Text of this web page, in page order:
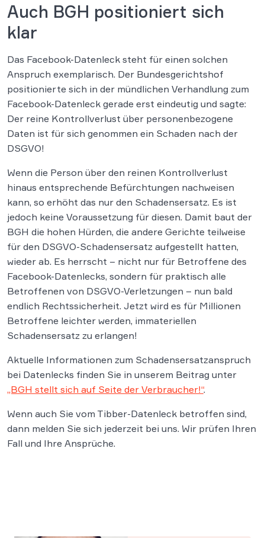
Auch BGH positioniert sich
klar
Das Facebook-Datenleck steht für einen solchen
Anspruch exemplarisch. Der Bundesgerichtshof
positionierte sich in der mündlichen Verhandlung zum
Facebook-Datenleck gerade erst eindeutig und sagte:
Der reine Kontrollverlust über personenbezogene
Daten ist für sich genommen ein Schaden nach der
DSGVO!
Wenn die Person über den reinen Kontrollverlust
hinaus entsprechende Befürchtungen nachweisen
kann, so erhöht das nur den Schadensersatz. Es ist
jedoch keine Voraussetzung für diesen. Damit baut der
BGH die hohen Hürden, die andere Gerichte teilweise
für den DSGVO-Schadensersatz aufgestellt hatten,
wieder ab. Es herrscht – nicht nur für Betroffene des
Facebook-Datenlecks, sondern für praktisch alle
Betroffenen von DSGVO-Verletzungen – nun bald
endlich Rechtssicherheit. Jetzt wird es für Millionen
Betroffene leichter werden, immateriellen
Schadensersatz zu erlangen!
Aktuelle Informationen zum Schadensersatzanspruch
bei Datenlecks finden Sie in unserem Beitrag unter
„BGH stellt sich auf Seite der Verbraucher!“.
Wenn auch Sie vom Tibber-Datenleck betroffen sind,
dann melden Sie sich jederzeit bei uns. Wir prüfen Ihren
Fall und Ihre Ansprüche.